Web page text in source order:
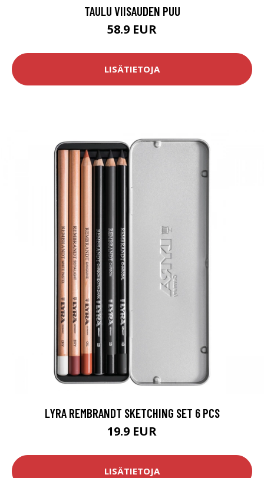
TAULU VIISAUDEN PUU
58.9 EUR
LISÄTIETOJA
LYRA REMBRANDT SKETCHING SET 6 PCS
19.9 EUR
LISÄTIETOJA